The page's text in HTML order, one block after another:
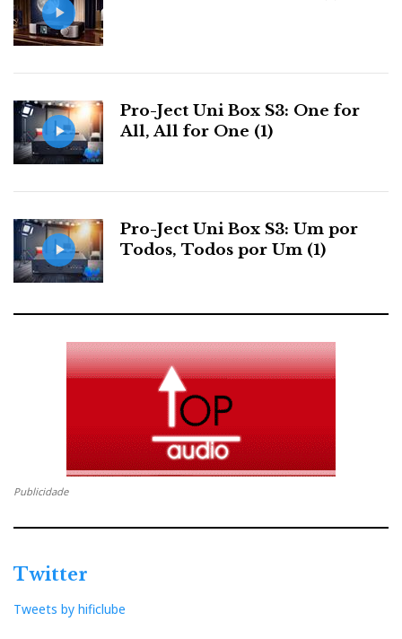
Pro-Ject Uni Box S3: One for
All, All for One (1)
Pro-Ject Uni Box S3: Um por
Todos, Todos por Um (1)
Publicidade
Twitter
Tweets by hificlube